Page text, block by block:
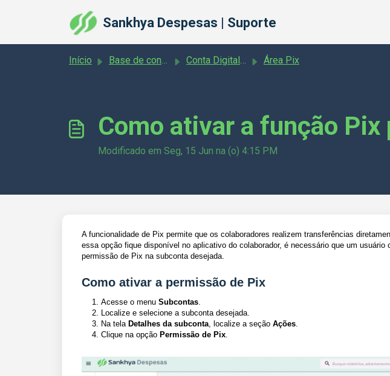
Sankhya Despesas | Suporte
Início Base de conhecimento Conta Digital + Cartões Área Pix
Como ativar a função Pix
Modificado em Seg, 15 Jun na (o) 4:15 PM
A funcionalidade de Pix permite que os colaboradores realizem transferências
essa opção fique disponível no aplicativo do colaborador, é necessário que um usuário
permissão de Pix na subconta desejada.
Como ativar a permissão de Pix
Acesse o menu Subcontas.
Localize e selecione a subconta desejada.
Na tela Detalhes da subconta, localize a seção Ações.
Clique na opção Permissão de Pix.